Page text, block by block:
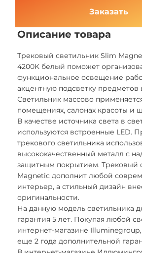
Заказать
Описание товара
Трековый светильник Slim
4200K белый поможет
функциональное освещение
акцентную подсветку предметов
Светильник массово
помещениях, салонах красоты и
В качестве источника света в
используются встроенные LED.
трекового светильника
высококачественный металл с
защитным покрытием. Трековый
Magnetic дополнит любой
интерьер, а стильный дизайн
оригинальности.
На данную модель светильника
гарантия 5 лет. Покупая любой
интернет-магазине
еще 2 года дополнительной